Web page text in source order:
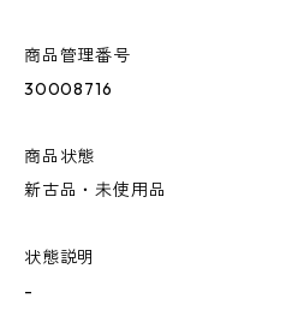
商品管理番号
30008716
商品状態
新古品・未使用品
状態説明
-